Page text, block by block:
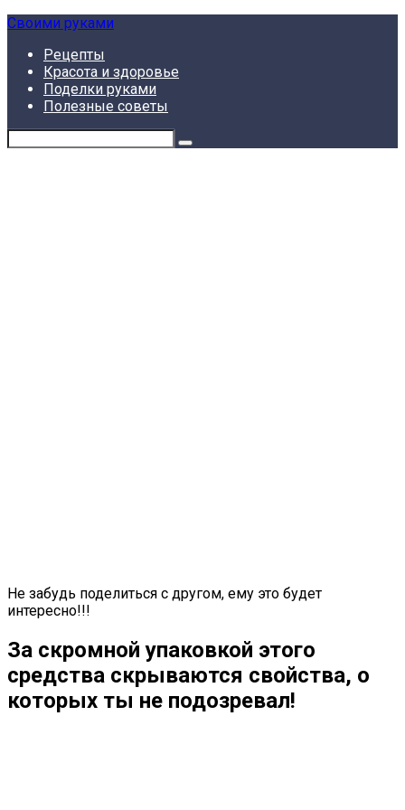
Skip
content
Своими руками
Рецепты
Красота и здоровье
Поделки руками
Полезные советы
Не забудь поделиться с другом, ему это будет
интересно!!!
За скромной упаковкой этого
средства скрываются свойства, о
которых ты не подозревал!